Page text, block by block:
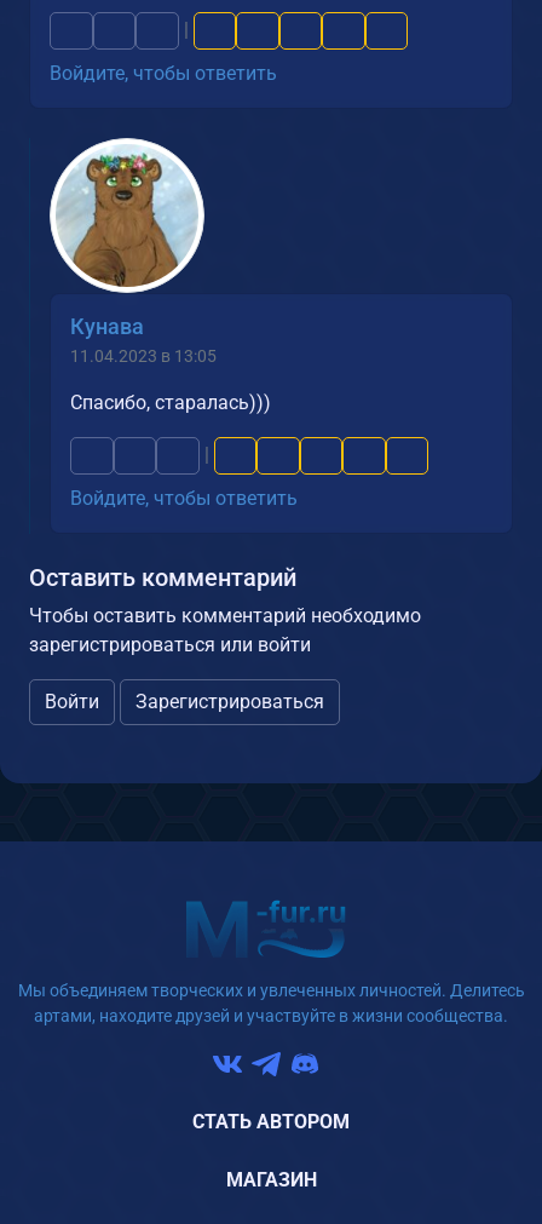
Войдите, чтобы ответить
Кунава
11.04.2023 в 13:05
Спасибо, старалась)))
Войдите, чтобы ответить
Оставить комментарий
Чтобы оставить комментарий необходимо
зарегистрироваться или войти
Войти Зарегистрироваться
Мы объединяем творческих и увлеченных личностей. Делитесь
артами, находите друзей и участвуйте в жизни сообщества.
СТАТЬ АВТОРОМ
МАГАЗИН